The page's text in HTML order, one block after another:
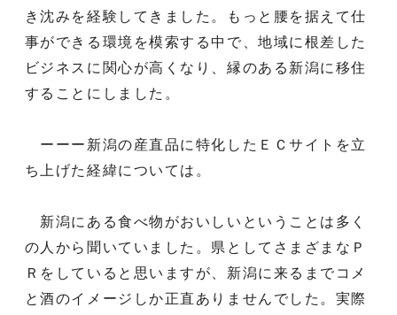
き沈みを経験してきました。もっと腰を据えて仕
事ができる環境を模索する中で、地域に根差した
ビジネスに関心が高くなり、縁のある新潟に移住
することにしました。
ーーー新潟の産直品に特化したＥＣサイトを立
ち上げた経緯については。
新潟にある食べ物がおいしいということは多く
の人から聞いていました。県としてさまざまなＰ
Ｒをしていると思いますが、新潟に来るまでコメ
と酒のイメージしか正直ありませんでした。実際